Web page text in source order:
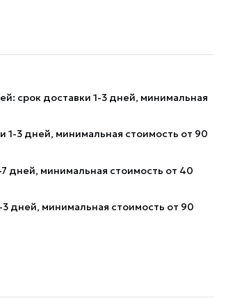
срок доставки 1-3 дней, минимальная
1-3 дней, минимальная стоимость от 90
дней, минимальная стоимость от 40
дней, минимальная стоимость от 90